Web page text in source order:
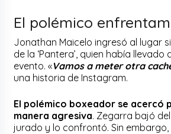
El polémico
Jonathan Maicelo ingresó al lugar
de la ‘Pantera’, quien había llevado
evento. «Vamos a meter otra
una historia de Instagram.
El polémico boxeador se acercó
manera agresiva. Zegarra bajó
jurado y lo confrontó. Sin